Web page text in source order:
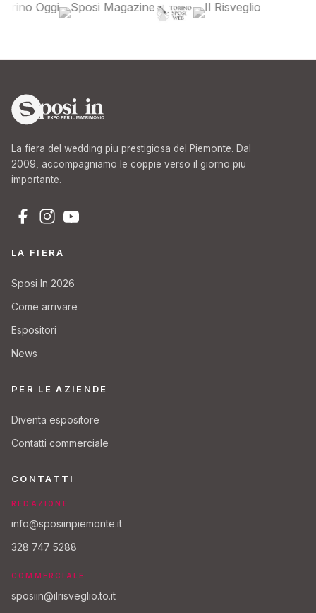
La fiera del wedding piu prestigiosa del Piemonte. Dal
2009, accompagniamo le coppie verso il giorno piu
importante.
LA FIERA
Sposi In 2026
Come arrivare
Espositori
News
PER LE AZIENDE
Diventa espositore
Contatti commerciale
CONTATTI
REDAZIONE
info@sposiinpiemonte.it
328 747 5288
COMMERCIALE
sposiin@ilrisveglio.to.it